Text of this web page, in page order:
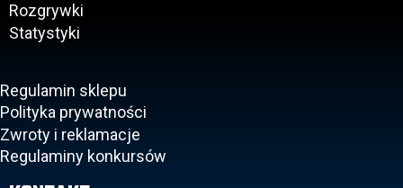
Rozgrywki
Statystyki
Regulamin sklepu
Polityka prywatności
Zwroty i reklamacje
Regulaminy konkursów